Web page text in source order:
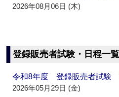
2026年08月06日 (木)
登録販売者試験・日程一覧
令和8年度 登録販売者試験
2026年05月29日 (金)